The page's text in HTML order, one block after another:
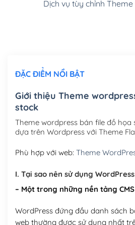
Cài đặt SMTP Mail cho site
Mua thêm Host + Tên miền
Tên miền quốc tế .com .net
Tên miền Việt Nam .vn (1 năm)
Hosting 2GB SSD (1 năm)
Hosting 3GB SSD (1 năm)
Hosting 5GB SSD (1 năm)
Hosting 8GB SSD (1 năm)
Dịch vụ tùy chỉnh
ĐẶC ĐIỂM NỔI BẬT
Giới thiệu Theme
stock
Theme wordpress bán file đồ
dựa trên Wordpress với Theme
Phù hợp với web: Theme
I. Tại sao nên sử dụng WordPress
– Một trong những nền tảng
WordPress đứng đầu danh sách
web thường được sử dụng nhất